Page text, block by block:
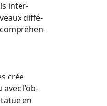
inter-
diffé-
crée
l’ob-
en